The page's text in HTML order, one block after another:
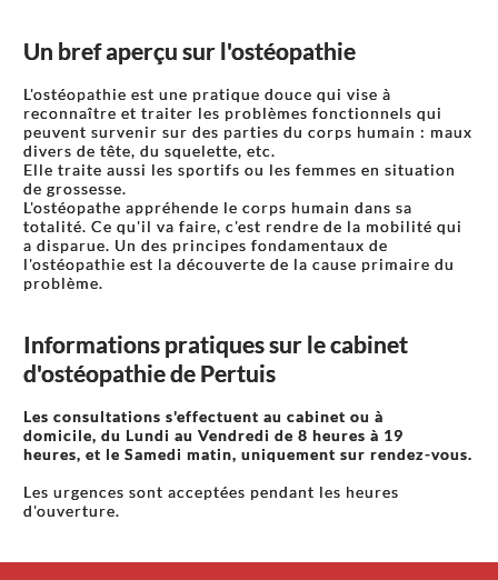
Un bref aperçu sur l'ostéopathie
L'ostéopathie est une pratique douce qui vise à
reconnaître et traiter les problèmes fonctionnels qui
peuvent survenir sur des parties du corps humain : maux
divers de tête, du squelette, etc.
Elle traite aussi les sportifs ou les femmes en situation
de grossesse.
L'ostéopathe appréhende le corps humain dans sa
totalité. Ce qu'il va faire, c'est rendre de la mobilité qui
a disparue. Un des principes fondamentaux de
l'ostéopathie est la découverte de la cause primaire du
problème.
Informations pratiques sur le cabinet
d'ostéopathie de Pertuis
Les consultations s'effectuent au cabinet ou à
domicile, du Lundi au Vendredi de 8 heures à 19
heures, et le Samedi matin, uniquement sur rendez-vous.
Les urgences sont acceptées pendant les heures
d'ouverture.